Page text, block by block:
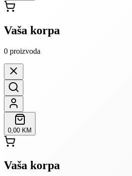
Vaša korpa
0 proizvoda
0,00 KM
Vaša korpa